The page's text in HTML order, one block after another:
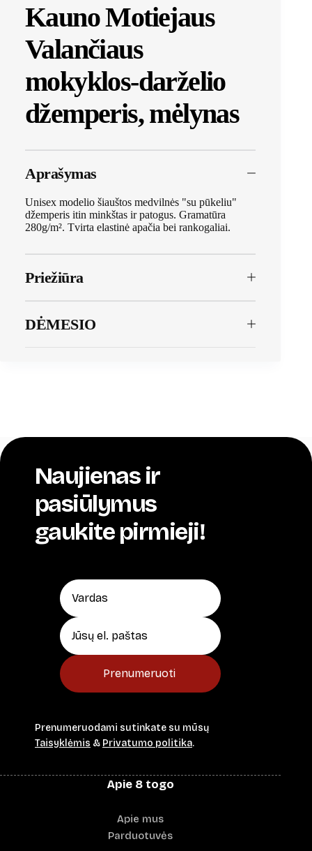
Kauno Motiejaus
Valančiaus
mokyklos-darželio
džemperis, mėlynas
Aprašymas
Unisex modelio šiauštos medvilnės "su pūkeliu"
džemperis itin minkštas ir patogus. Gramatūra
280g/m². Tvirta elastinė apačia bei rankogaliai.
Priežiūra
DĖMESIO
Naujienas ir
pasiūlymus
gaukite pirmieji!
Prenumeruoti
Prenumeruodami sutinkate su mūsų
Taisyklėmis & Privatumo politika.
Apie 8 togo
Apie mus
Parduotuvės